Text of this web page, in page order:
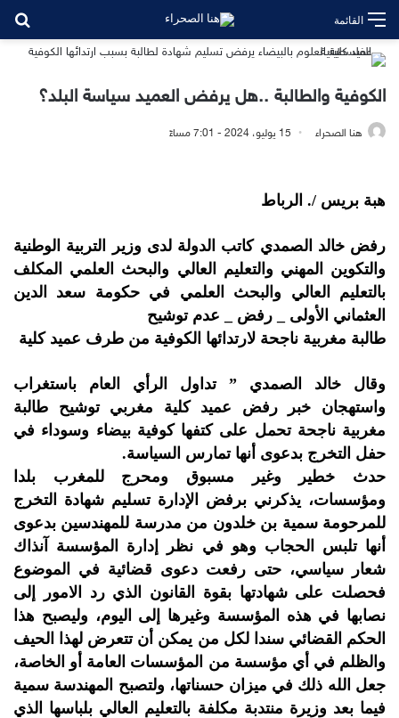
القائمة
الكوفية والطالبة ..هل يرفض العميد سياسة البلد؟
هنا الصحراء 15 يوليو، 2024 - 7:01 مساءً
هبة بريس /. الرباط
رفض خالد الصمدي كاتب الدولة لدى وزير التربية الوطنية
والتكوين المهني والتعليم العالي والبحث العلمي المكلف
بالتعليم العالي والبحث العلمي في حكومة سعد الدين
العثماني الأولى _ رفض _ عدم توشيح
طالبة مغربية ناجحة لارتدائها الكوفية من طرف عميد كلية
وقال خالد الصمدي ” تداول الرأي العام باستغراب
واستهجان خبر رفض عميد كلية مغربي توشيح طالبة
مغربية ناجحة تحمل على كتفها كوفية بيضاء وسوداء في
حفل التخرج بدعوى أنها تمارس السياسة.
حدث خطير وغير مسبوق ومحرج للمغرب بلدا
ومؤسسات، يذكرني برفض الإدارة تسليم شهادة التخرج
للمرحومة سمية بن خلدون من مدرسة للمهندسين بدعوى
أنها تلبس الحجاب وهو في نظر إدارة المؤسسة آنذاك
شعار سياسي، حتى رفعت دعوى قضائية في الموضوع
فحصلت على شهادتها بقوة القانون الذي رد الامور إلى
نصابها في هذه المؤسسة وغيرها إلى اليوم، وليصبح هذا
الحكم القضائي سندا لكل من يمكن أن تتعرض لهذا الحيف
والظلم في أي مؤسسة من المؤسسات العامة أو الخاصة،
جعل الله ذلك في ميزان حسناتها، ولتصبح المهندسة سمية
فيما بعد وزيرة منتدبة مكلفة بالتعليم العالي بلباسها الذي